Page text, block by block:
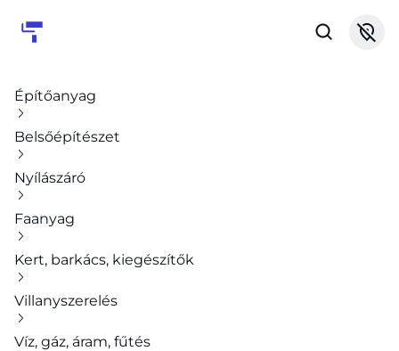
Építőanyag
Belsőépítészet
Nyílászáró
Faanyag
Kert, barkács, kiegészítők
Villanyszerelés
Víz, gáz, áram, fűtés